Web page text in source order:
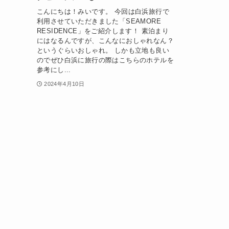
こんにちは！みいです。 今回は白浜旅行で
利用させていただきました「SEAMORE
RESIDENCE」をご紹介します！ 素泊まり
にはなるんですが、こんなにおしゃれなん？
というぐらいおしゃれ。 しかも立地も良い
のでぜひ白浜に旅行の際はこちらのホテルを
参考にし...
2024年4月10日